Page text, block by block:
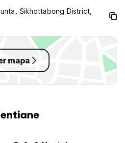
Sikhottabong District,
mapa